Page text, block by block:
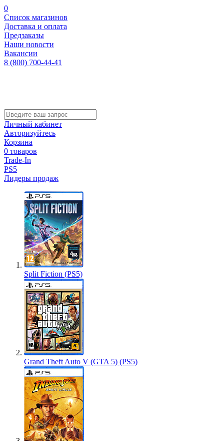
0
Список магазинов
Доставка и оплата
Предзаказы
Наши новости
Вакансии
8 (800) 700-44-41
Личный кабинет
Авторизуйтесь
Корзина
0 товаров
Trade-In
PS5
Лидеры продаж
Split Fiction (PS5)
Grand Theft Auto V (GTA 5) (PS5)